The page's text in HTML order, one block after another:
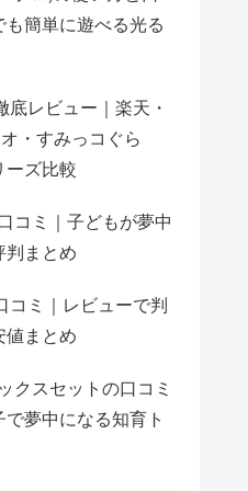
簡単に遊べる光る
レビュー｜楽天・
・すみっコぐら
ーズ比較
コミ｜子どもが夢中
判まとめ
コミ｜レビューで判
値まとめ
クスセットの口コミ
夢中になる知育ト